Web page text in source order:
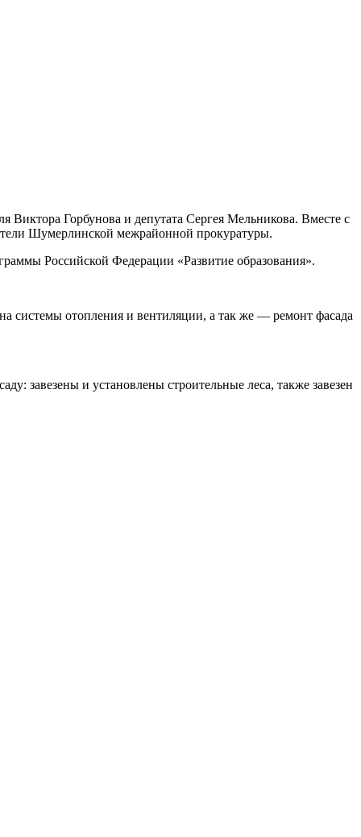
Виктора Горбунова и депутата Сергея Мельникова. Вместе с
Шумерлинской межрайонной прокуратуры.
Российской Федерации «Развитие образования».
системы отопления и вентиляции, а так же — ремонт фасада
завезены и установлены строительные леса, также завезен